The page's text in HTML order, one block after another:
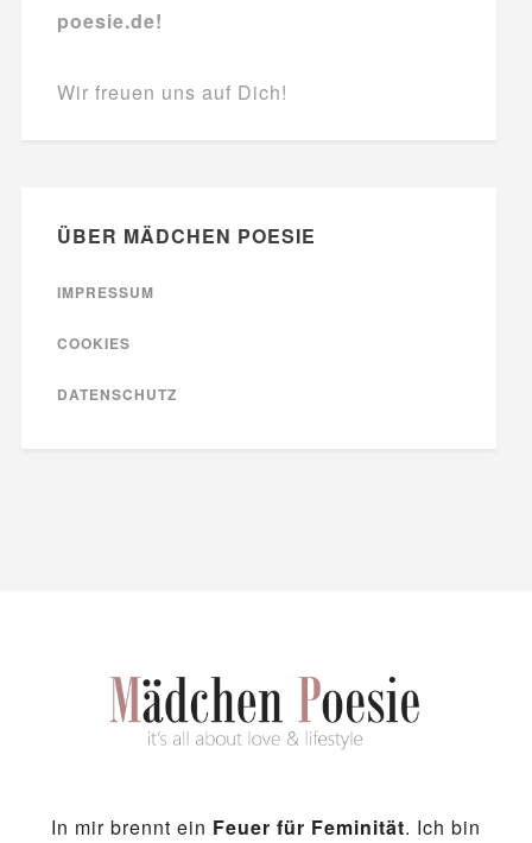
poesie.de!
Wir freuen uns auf Dich!
ÜBER MÄDCHEN POESIE
IMPRESSUM
COOKIES
DATENSCHUTZ
In mir brennt ein Feuer für Feminität. Ich bin